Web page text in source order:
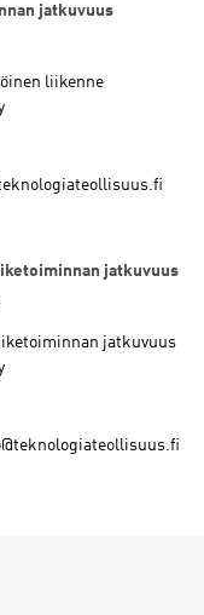
jatkuvuus
liikenne
jatkuvuus
jatkuvuus